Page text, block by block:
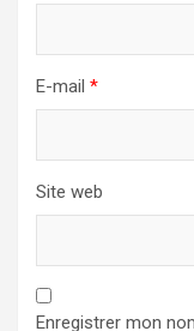
E-mail *
Site web
Enregistrer mon